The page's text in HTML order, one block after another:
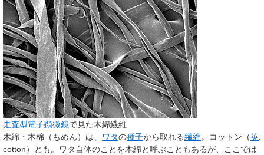
走査型電子顕微鏡で見た木綿繊維
木綿 ・ 木棉 （もめん）は、 ワタの種子から取れる繊維。 コットン （英:
cotton）とも。ワタ自体のことを木綿と呼ぶこともあるが、ここでは